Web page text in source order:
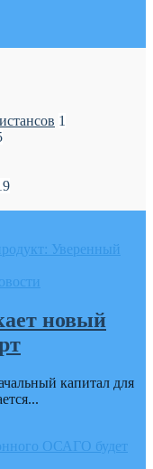
1
новый
капитал для